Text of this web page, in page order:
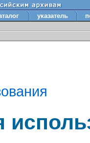
указатель